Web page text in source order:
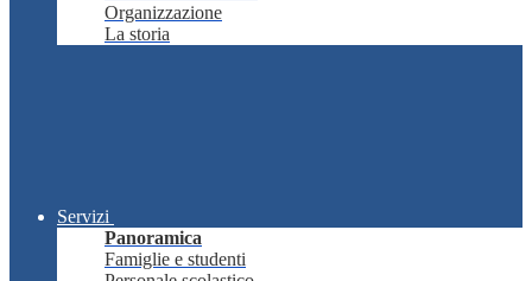
Organizzazione
La storia
Servizi
Panoramica
Famiglie e studenti